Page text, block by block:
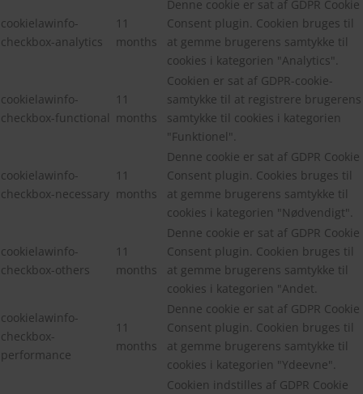
cookielawinfo-
checkbox-analytics
11
months
Denne cookie er sat af GDPR Cookie
Consent plugin. Cookien bruges til
at gemme brugerens samtykke til
cookies i kategorien "Analytics".
cookielawinfo-
checkbox-functional
11
months
Cookien er sat af GDPR-cookie-
samtykke til at registrere brugerens
samtykke til cookies i kategorien
"Funktionel".
cookielawinfo-
checkbox-necessary
11
months
Denne cookie er sat af GDPR Cookie
Consent plugin. Cookies bruges til
at gemme brugerens samtykke til
cookies i kategorien "Nødvendigt".
cookielawinfo-
checkbox-others
11
months
Denne cookie er sat af GDPR Cookie
Consent plugin. Cookien bruges til
at gemme brugerens samtykke til
cookies i kategorien "Andet.
cookielawinfo-
checkbox-
performance
11
months
Denne cookie er sat af GDPR Cookie
Consent plugin. Cookien bruges til
at gemme brugerens samtykke til
cookies i kategorien "Ydeevne".
Cookien indstilles af GDPR Cookie